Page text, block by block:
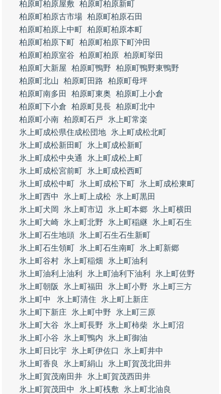
柏原町柏原屋敷
柏原町柏原新町
柏原町柏原古市場 柏原町柏原石田
柏原町柏原上中町 柏原町柏原本町
柏原町柏原下町 柏原町柏原下町沖田
柏原町柏原室谷
柏原町柏原 柏原町挙田
柏原町大新屋
柏原町鴨野
柏原町鴨野東鴨野
柏原町北山
柏原町田路
柏原町母坪
柏原町南多田
柏原町東奥
柏原町上小倉
柏原町下小倉
柏原町見長 柏原町北中
柏原町小南 柏原町石戸
氷上町常楽
氷上町成松県住成松団地
氷上町成松北町
氷上町成松新田町
氷上町成松新町
氷上町成松中央通
氷上町成松上町
氷上町成松宮前町
氷上町成松西町
氷上町成松中町
氷上町成松下町
氷上町成松東町
氷上町西中
氷上町上成松
氷上町黒田
氷上町犬岡
氷上町市辺 氷上町本郷
氷上町横田
氷上町大崎
氷上町北野 氷上町稲継
氷上町石生
氷上町石生地頭
氷上町石生石生新町
氷上町石生領町
氷上町石生南町
氷上町新郷
氷上町谷村
氷上町稲畑
氷上町油利
氷上町油利上油利
氷上町油利下油利
氷上町佐野
氷上町朝阪
氷上町福田 氷上町小野
氷上町三方
氷上町中
氷上町清住
氷上町上新庄
氷上町下新庄
氷上町中野
氷上町三原
氷上町大谷
氷上町長野 氷上町柿柴
氷上町沼
氷上町小谷
氷上町鴨内
氷上町御油
氷上町日比宇
氷上町伊佐口
氷上町井中
氷上町香良
氷上町絹山
氷上町賀茂北田井
氷上町賀茂南田井
氷上町賀茂西田井
氷上町賀茂田中
氷上町桟敷
氷上町北油良